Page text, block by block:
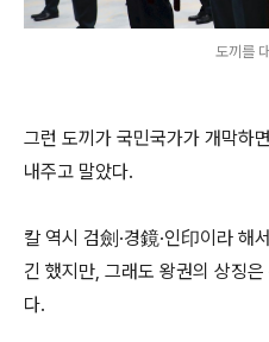
도끼를
그런 도끼가 국민국가가 개막하
내주고 말았다.
칼 역시 검劍·경鏡·인印이라 해
긴 했지만, 그래도 왕권의 상징
다.